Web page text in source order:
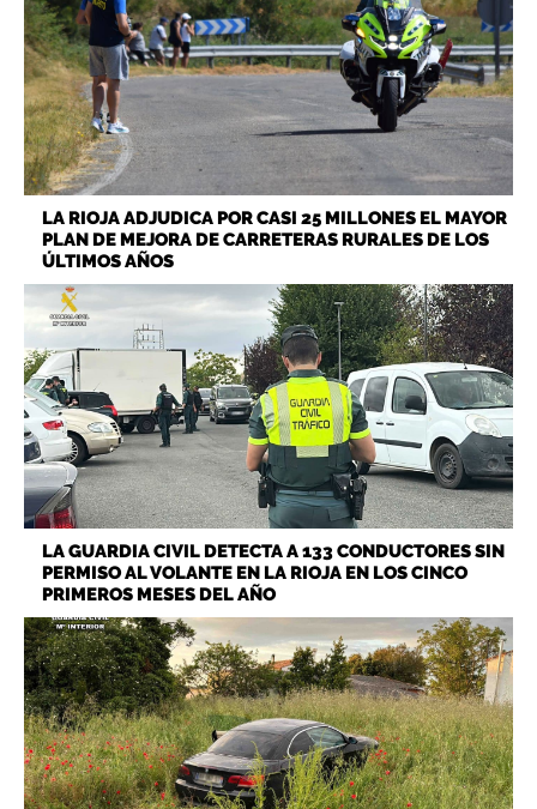
LA RIOJA ADJUDICA POR CASI 25 MILLONES EL MAYOR
PLAN DE MEJORA DE CARRETERAS RURALES DE LOS
ÚLTIMOS AÑOS
LA GUARDIA CIVIL DETECTA A 133 CONDUCTORES SIN
PERMISO AL VOLANTE EN LA RIOJA EN LOS CINCO
PRIMEROS MESES DEL AÑO